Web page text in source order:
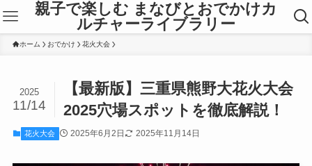
親子で楽しむ まなびとおでかけカ
ルチャーライブラリー
ホーム おでかけ 花火大会
【最新版】三重県熊野大花火大会
2025穴場スポットを徹底解説！
2025
11/14
花火大会 2025年6月2日 2025年11月14日